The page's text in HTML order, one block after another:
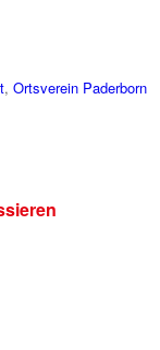
, Ortsverein Paderborn